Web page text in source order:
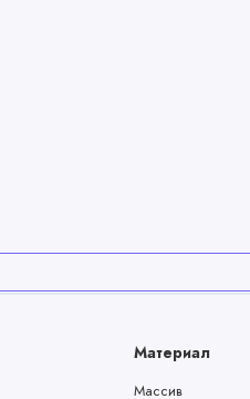
Материал
Массив